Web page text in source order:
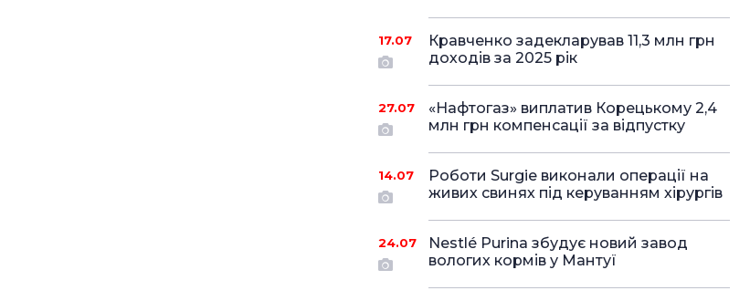
17.07
Кравченко задекларував 11,3 млн грн
доходів за 2025 рік
27.07
«Нафтогаз» виплатив Корецькому 2,4
млн грн компенсації за відпустку
14.07
Роботи Surgie виконали операції на
живих свинях під керуванням хірургів
24.07
Nestlé Purina збудує новий завод
вологих кормів у Мантуї